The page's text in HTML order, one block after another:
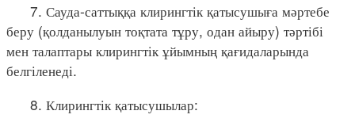
7. Сауда-саттыққа клирингтік қатысушыға мәртебе
беру (қолданылуын тоқтата тұру, одан айыру) тәртібі
мен талаптары клирингтік ұйымның қағидаларында
белгіленеді.
8. Клирингтік қатысушылар: